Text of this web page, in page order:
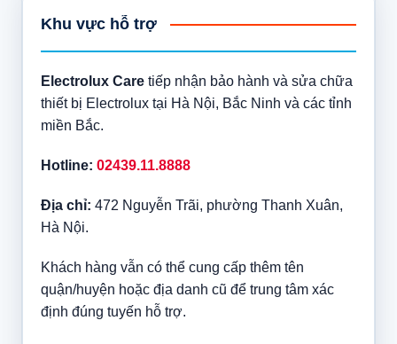
Khu vực hỗ trợ
Electrolux Caretiếp nhận bảo hành và sửa chữa
thiết bị Electrolux tại Hà Nội, Bắc Ninh và các tỉnh
miền Bắc.
Hotline: 02439.11.8888
Địa chỉ: 472 Nguyễn Trãi, phường Thanh Xuân,
Hà Nội.
Khách hàng vẫn có thể cung cấp thêm tên
quận/huyện hoặc địa danh cũ để trung tâm xác
định đúng tuyến hỗ trợ.